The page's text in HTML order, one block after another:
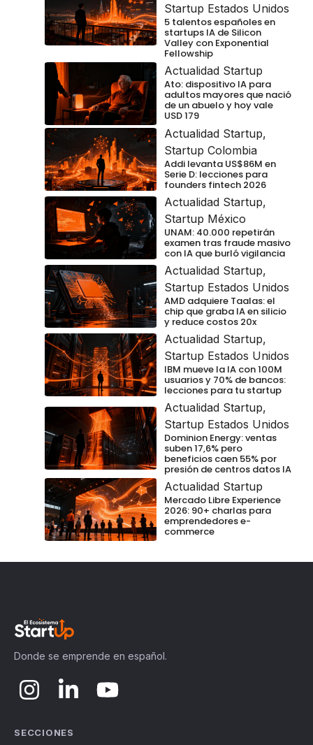
Startup Estados Unidos
5 talentos españoles en
startups IA de Silicon
Valley con Exponential
Fellowship
Actualidad Startup
Ato: dispositivo IA para
adultos mayores que nació
de un abuelo y hoy vale
USD 179
Actualidad Startup,
Startup Colombia
Addi levanta US$86M en
Serie D: lecciones para
founders fintech 2026
Actualidad Startup,
Startup México
UNAM: 40.000 repetirán
examen tras fraude masivo
con IA que burló vigilancia
Actualidad Startup,
Startup Estados Unidos
AMD adquiere Taalas: el
chip que graba IA en silicio
y reduce costos 20x
Actualidad Startup,
Startup Estados Unidos
IBM mueve la IA con 100M
usuarios y 70% de bancos:
lecciones para tu startup
Actualidad Startup,
Startup Estados Unidos
Dominion Energy: ventas
suben 17,6% pero
beneficios caen 55% por
presión de centros datos IA
Actualidad Startup
Mercado Libre Experience
2026: 90+ charlas para
emprendedores e-
commerce
Donde se emprende en español.
SECCIONES